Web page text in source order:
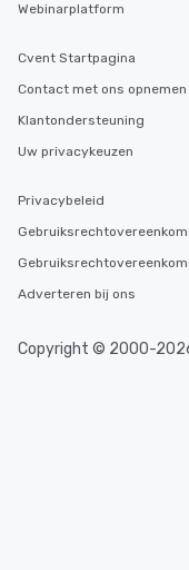
Webinarplatform
Cvent Startpagina
Contact met ons opnemen
Klantondersteuning
Uw privacykeuzen
Privacybeleid
Adverteren bij ons
Copyright © 2000-